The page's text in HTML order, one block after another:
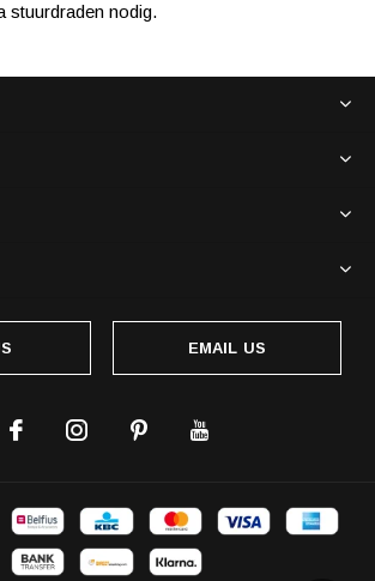
stuurdraden nodig.
EMAIL US